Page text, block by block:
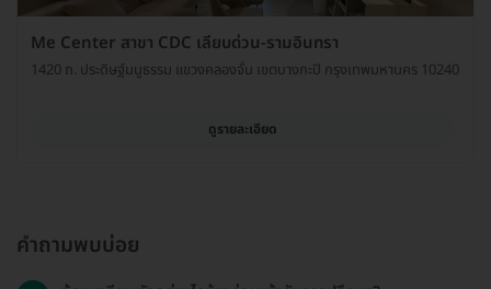
Me Center สาขา CDC เลียบด่วน-รามอินทรา
1420 ถ. ประดิษฐ์มนูธรรม แขวงคลองจั่น เขตบางกะปิ กรุงเทพมหานคร 10240
ดูรายละเอียด
คำถามพบบ่อย